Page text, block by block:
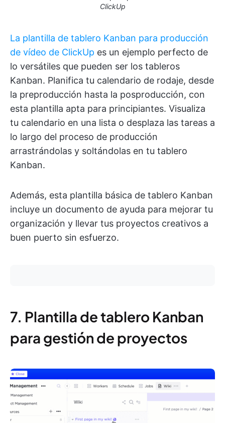
ClickUp
La plantilla de tablero Kanban para producción
de vídeo de ClickUp es un ejemplo perfecto de
lo versátiles que pueden ser los tableros
Kanban. Planifica tu calendario de rodaje, desde
la preproducción hasta la posproducción, con
esta plantilla apta para principiantes. Visualiza
tu calendario en una lista o desplaza las tareas a
lo largo del proceso de producción
arrastrándolas y soltándolas en tu tablero
Kanban.
Además, esta plantilla básica de tablero Kanban
incluye un documento de ayuda para mejorar tu
organización y llevar tus proyectos creativos a
buen puerto sin esfuerzo.
7. Plantilla de tablero Kanban
para gestión de proyectos